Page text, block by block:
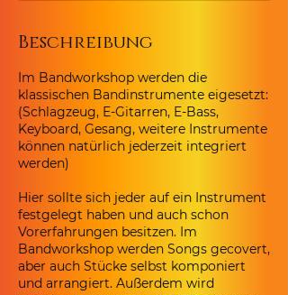
Beschreibung
Im Bandworkshop werden die
klassischen Bandinstrumente eigesetzt:
(Schlagzeug, E-Gitarren, E-Bass,
Keyboard, Gesang, weitere Instrumente
können natürlich jederzeit integriert
werden)
Hier sollte sich jeder auf ein Instrument
festgelegt haben und auch schon
Vorerfahrungen besitzen. Im
Bandworkshop werden Songs gecovert,
aber auch Stücke selbst komponiert
und arrangiert. Außerdem wird